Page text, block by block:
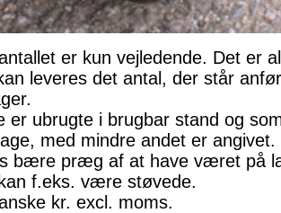
er kun vejledende. Det er
leveres det antal, der står
er ubrugte i brugbar stand og
med mindre andet er angivet.
bære præg af at have været på
f.eks. være støvede.
kr. excl. moms.